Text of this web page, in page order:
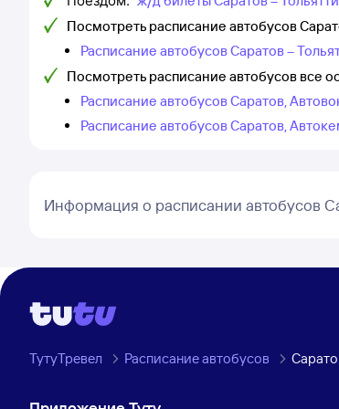
Посмотреть расписание автобусов
Расписание автобусов Саратов –
Посмотреть расписание автобусов все
Расписание автобусов Саратов,
Расписание автобусов Саратов,
Информация о расписании автобусов
ТутуТревел Расписание автобусов